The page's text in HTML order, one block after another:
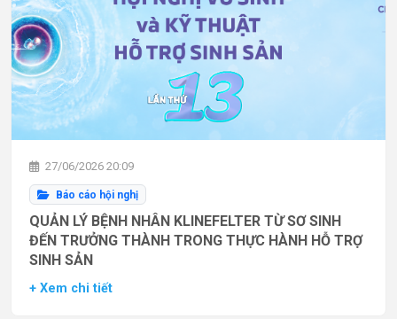
27/06/2026 20:09
Báo cáo hội nghị
QUẢN LÝ BỆNH NHÂN KLINEFELTER TỪ SƠ SINH
ĐẾN TRƯỞNG THÀNH TRONG THỰC HÀNH HỖ TRỢ
SINH SẢN
+ Xem chi tiết